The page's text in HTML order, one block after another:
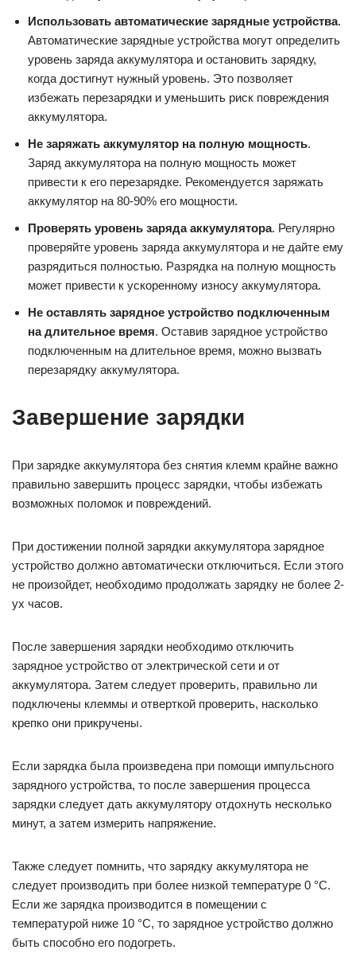
Использовать автоматические зарядные устройства.
Автоматические зарядные устройства могут определить
уровень заряда аккумулятора и остановить зарядку,
когда достигнут нужный уровень. Это позволяет
избежать перезарядки и уменьшить риск повреждения
аккумулятора.
Не заряжать аккумулятор на полную мощность.
Заряд аккумулятора на полную мощность может
привести к его перезарядке. Рекомендуется заряжать
аккумулятор на 80-90% его мощности.
Проверять уровень заряда аккумулятора. Регулярно
проверяйте уровень заряда аккумулятора и не дайте ему
разрядиться полностью. Разрядка на полную мощность
может привести к ускоренному износу аккумулятора.
Не оставлять зарядное устройство подключенным
на длительное время. Оставив зарядное устройство
подключенным на длительное время, можно вызвать
перезарядку аккумулятора.
Завершение зарядки
При зарядке аккумулятора без снятия клемм крайне важно
правильно завершить процесс зарядки, чтобы избежать
возможных поломок и повреждений.
При достижении полной зарядки аккумулятора зарядное
устройство должно автоматически отключиться. Если этого
не произойдет, необходимо продолжать зарядку не более 2-
ух часов.
После завершения зарядки необходимо отключить
зарядное устройство от электрической сети и от
аккумулятора. Затем следует проверить, правильно ли
подключены клеммы и отверткой проверить, насколько
крепко они прикручены.
Если зарядка была произведена при помощи импульсного
зарядного устройства, то после завершения процесса
зарядки следует дать аккумулятору отдохнуть несколько
минут, а затем измерить напряжение.
Также следует помнить, что зарядку аккумулятора не
следует производить при более низкой температуре 0 °C.
Если же зарядка производится в помещении с
температурой ниже 10 °C, то зарядное устройство должно
быть способно его подогреть.